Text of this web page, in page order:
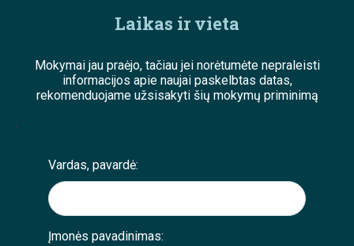
Laikas ir vieta
Mokymai jau praėjo, tačiau jei norėtumėte nepraleisti
informacijos apie naujai paskelbtas datas,
rekomenduojame užsisakyti šių mokymų priminimą
;
Vardas, pavardė:
Įmonės pavadinimas: